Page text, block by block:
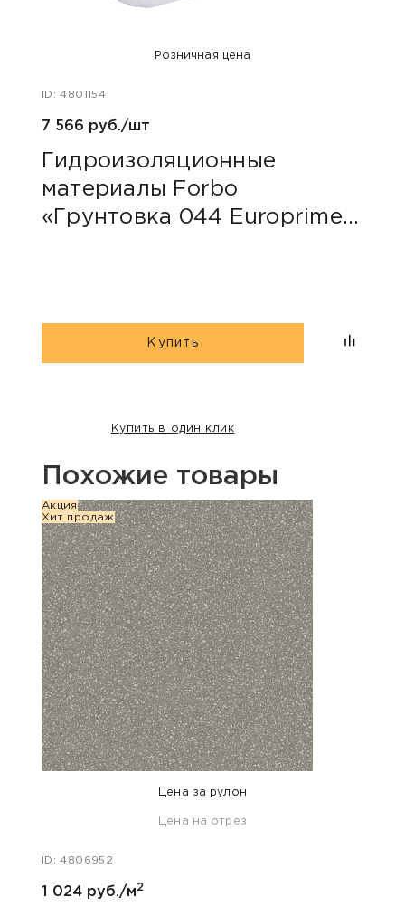
Розничная цена
ID: 4801154
7 566 руб./шт
Гидроизоляционные
материалы Forbo
«Грунтовка 044 Europrimer
Купить
Купить в один клик
Похожие товары
Акция
Хит продаж
Цена за рулон
Цена на отрез
ID: 4806952
1 024 руб./м2